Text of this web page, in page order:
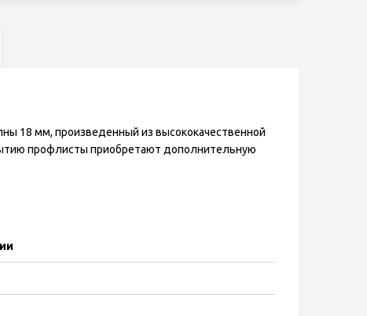
18 мм, произведенный из высококачественной
профлисты приобретают дополнительную